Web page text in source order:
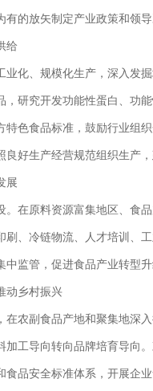
有的放矢制定产业政策和领
给
、规模化生产，深入发掘
，研究开发功能性蛋白、功
食品标准，鼓励行业组织
良好生产经营规范组织生产
展
原料资源富集地区、食品
刷、冷链物流、人才培训、
中监管，促进食品产业转型
乡村振兴
副食品产地和聚集地深入
加工导向转向品牌培育导向
食品安全标准体系，开展企